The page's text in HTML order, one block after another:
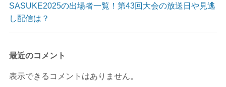
SASUKE2025の出場者一覧！第43回大会の放送日や見逃
し配信は？
最近のコメント
表示できるコメントはありません。